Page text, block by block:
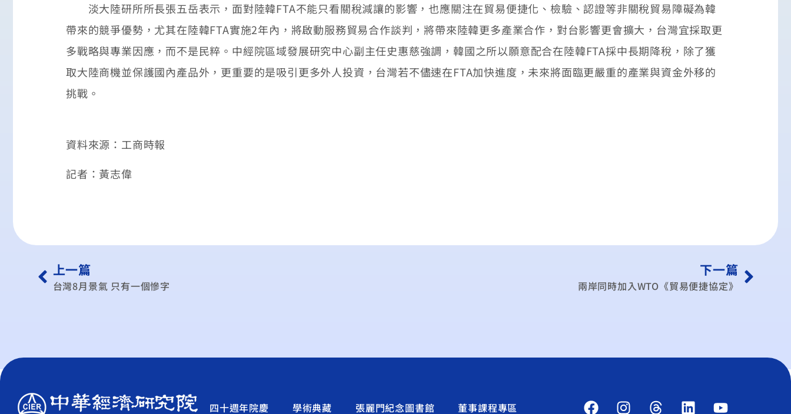
淡大陸研所所長張五岳表示，面對陸韓FTA不能只看關稅減讓的影響，也應關注在貿易便捷化、檢驗、認證等非關稅貿易障礙為韓
帶來的競爭優勢，尤其在陸韓FTA實施2年內，將啟動服務貿易合作談判，將帶來陸韓更多產業合作，對台影響更會擴大，台灣宜採取更
多戰略與專業因應，而不是民粹。中經院區域發展研究中心副主任史惠慈強調，韓國之所以願意配合在陸韓FTA採中長期降稅，除了獲
取大陸商機並保護國內產品外，更重要的是吸引更多外人投資，台灣若不儘速在FTA加快進度，未來將面臨更嚴重的產業與資金外移的
挑戰。
資料來源：工商時報
記者：黃志偉
上一篇
台灣8月景氣 只有一個慘字
下一篇
兩岸同時加入WTO《貿易便捷協定》
四十週年院慶 學術典藏 張麗門紀念圖書館 董事課程專區